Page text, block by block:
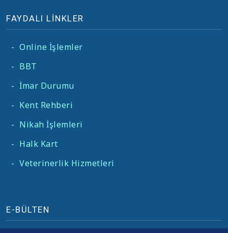
FAYDALI LİNKLER
- Online İşlemler
- BBT
- İmar Durumu
- Kent Rehberi
- Nikah İşlemleri
- Halk Kart
- Veterinerlik Hizmetleri
E-BÜLTEN